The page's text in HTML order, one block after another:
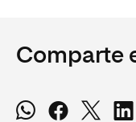
Comparte